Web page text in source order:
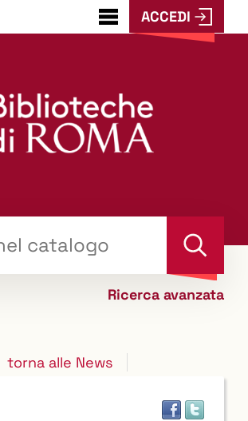
???
menu.button???
ACCEDI
Cerca
Ricerca avanzata
torna alle News